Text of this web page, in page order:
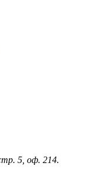
5, оф. 214.